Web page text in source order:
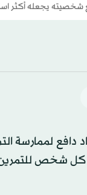
يجعله أكثر
لممارسة
كل شخص